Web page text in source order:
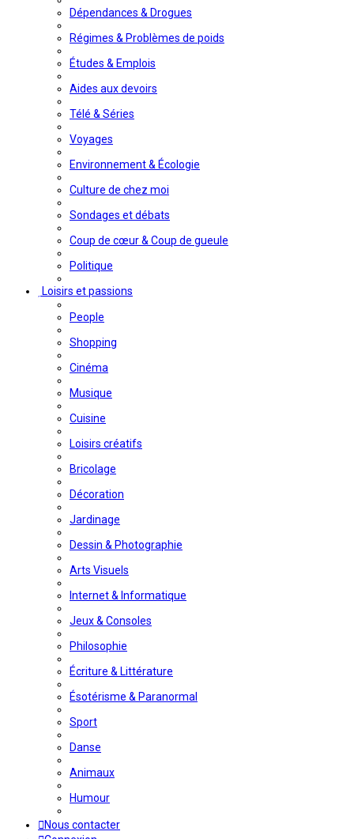
Dépendances & Drogues
Régimes & Problèmes de poids
Études & Emplois
Aides aux devoirs
Télé & Séries
Voyages
Environnement & Écologie
Culture de chez moi
Sondages et débats
Coup de cœur & Coup de gueule
Politique
Loisirs et passions
People
Shopping
Cinéma
Musique
Cuisine
Loisirs créatifs
Bricolage
Décoration
Jardinage
Dessin & Photographie
Arts Visuels
Internet & Informatique
Jeux & Consoles
Philosophie
Écriture & Littérature
Ésotérisme & Paranormal
Sport
Danse
Animaux
Humour
Nous contacter